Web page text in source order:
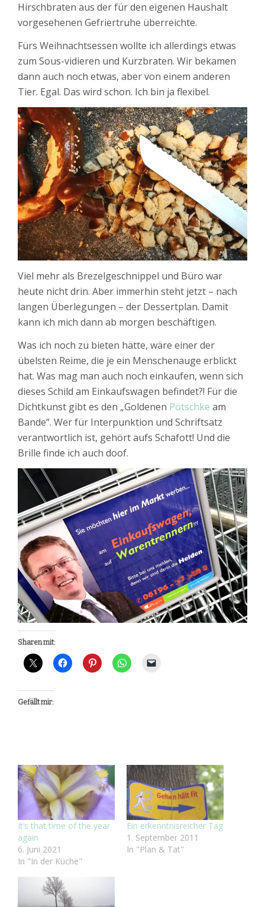
Hirschbraten aus der für den eigenen Haushalt
vorgesehenen Gefriertruhe überreichte.
Fürs Weihnachtsessen wollte ich allerdings etwas
zum Sous-vidieren und Kurzbraten. Wir bekamen
dann auch noch etwas, aber von einem anderen
Tier. Egal. Das wird schon. Ich bin ja flexibel.
Viel mehr als Brezelgeschnippel und Büro war
heute nicht drin. Aber immerhin steht jetzt – nach
langen Überlegungen – der Dessertplan. Damit
kann ich mich dann ab morgen beschäftigen.
Was ich noch zu bieten hätte, wäre einer der
übelsten Reime, die je ein Menschenauge erblickt
hat. Was mag man auch noch einkaufen, wenn sich
dieses Schild am Einkaufswagen befindet?! Für die
Dichtkunst gibt es den „Goldenen Pötschke am
Bande“. Wer für Interpunktion und Schriftsatz
verantwortlich ist, gehört aufs Schafott! Und die
Brille finde ich auch doof.
Sharen mit:
Gefällt mir:
It’s that time of the year
again
6. Juni 2021
In "In der Küche"
Ein erkenntnisreicher Tag
1. September 2011
In "Plan & Tat"